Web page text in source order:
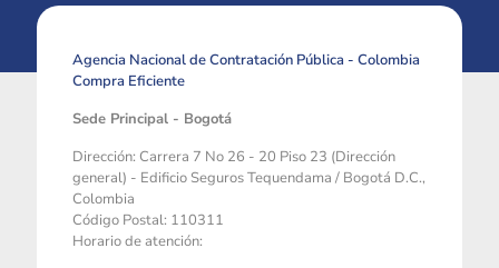
Agencia Nacional de Contratación Pública - Colombia
Compra Eficiente
Sede Principal - Bogotá
Dirección: Carrera 7 No 26 - 20 Piso 23 (Dirección
general) - Edificio Seguros Tequendama / Bogotá D.C.,
Colombia
Código Postal: 110311
Horario de atención: